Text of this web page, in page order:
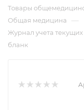
Товары
Общая медицина —
Журнал учета
бланк